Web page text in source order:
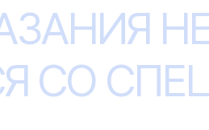
СО